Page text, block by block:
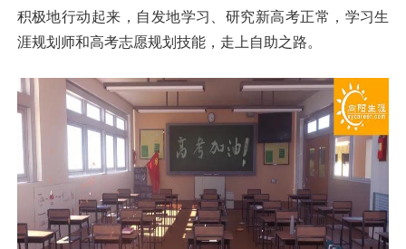
积极地行动起来，自发地学习、研究新高考正常，学习生
涯规划师和高考志愿规划技能，走上自助之路。